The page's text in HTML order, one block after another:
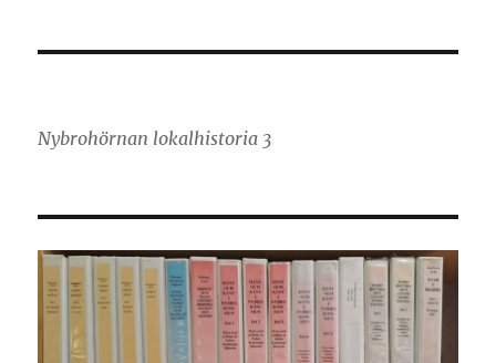
Nybrohörnan lokalhistoria 3